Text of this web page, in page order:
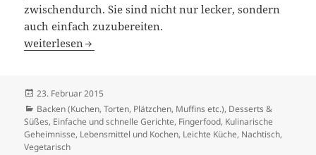
zwischendurch. Sie sind nicht nur lecker, sondern
auch einfach zuzubereiten.
Hafer Cookies für die Dünne Taille
weiterlesen
Veröffentlicht
am
23. Februar 2015
Kategorien
Backen (Kuchen, Torten, Plätzchen, Muffins etc.), Desserts &
Süßes, Einfache und schnelle Gerichte, Fingerfood, Kulinarische
Geheimnisse, Lebensmittel und Kochen, Leichte Küche, Nachtisch,
Vegetarisch